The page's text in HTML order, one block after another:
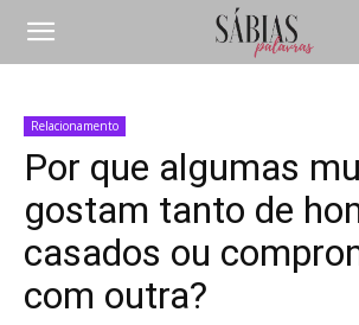
Relacionamento
Por que algumas
gostam tanto de
casados ou
com outra?